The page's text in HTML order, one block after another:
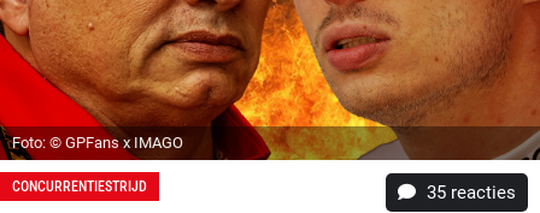
Foto: © GPFans x IMAGO
CONCURRENTIESTRIJD 35 reacties